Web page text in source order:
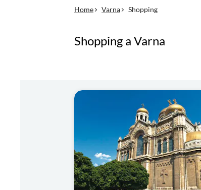
Home Varna Shopping
Shopping a Varna